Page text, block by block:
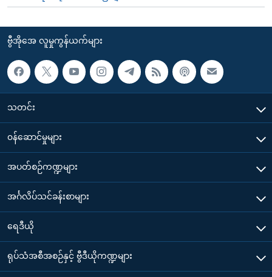
ဗွီအိုအေ လူမှုကွန်ယက်များ
သတင်း
၀န်ဆောင်မှုများ
အပတ်စဉ်ကဏ္ဍများ
အင်္ဂလိပ်သင်ခန်းစာများ
ရေဒီယို
ရုပ်သံအစီအစဉ်နှင့် ဗွီဒီယိုကဏ္ဍများ